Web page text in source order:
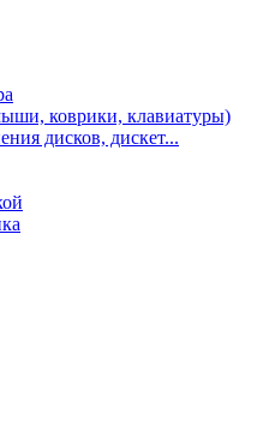
коврики, клавиатуры)
дисков, дискет...